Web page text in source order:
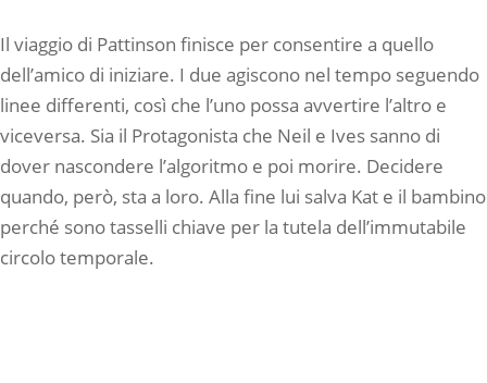
Il viaggio di Pattinson finisce per consentire a quello
dell’amico di iniziare. I due agiscono nel tempo seguendo
linee differenti, così che l’uno possa avvertire l’altro e
viceversa. Sia il Protagonista che Neil e Ives sanno di
dover nascondere l’algoritmo e poi morire. Decidere
quando, però, sta a loro. Alla fine lui salva Kat e il bambino
perché sono tasselli chiave per la tutela dell’immutabile
circolo temporale.